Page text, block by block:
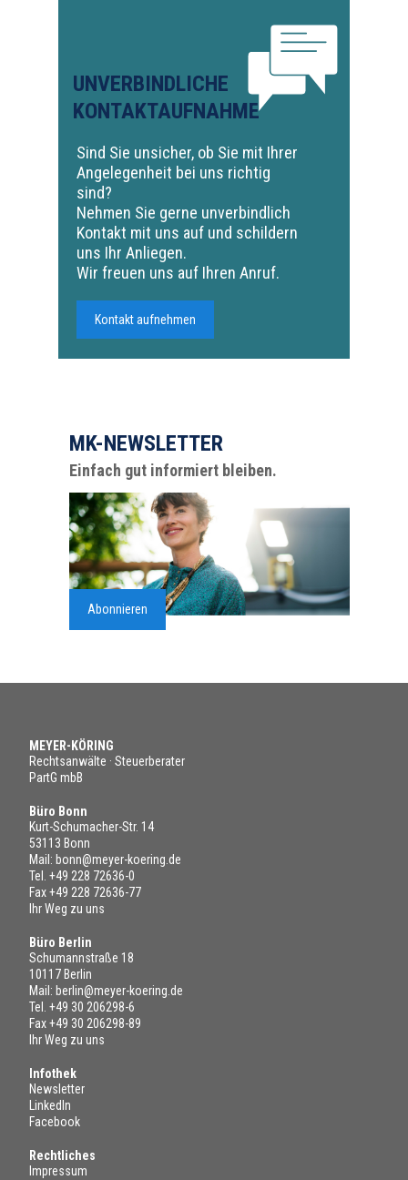
UNVERBINDLICHE
KONTAKTAUFNAHME
Sind Sie unsicher, ob Sie mit Ihrer
Angelegenheit bei uns richtig
sind?
Nehmen Sie gerne unverbindlich
Kontakt mit uns auf und schildern
uns Ihr Anliegen.
Wir freuen uns auf Ihren Anruf.
Kontakt aufnehmen
MK-NEWSLETTER
Einfach gut informiert bleiben.
Abonnieren
MEYER-KÖRING
Rechtsanwälte · Steuerberater
PartG mbB
Büro Bonn
Kurt-Schumacher-Str. 14
53113 Bonn
Mail: bonn@meyer-koering.de
Tel. +49 228 72636-0
Fax +49 228 72636-77
Ihr Weg zu uns
Büro Berlin
Schumannstraße 18
10117 Berlin
Mail: berlin@meyer-koering.de
Tel. +49 30 206298-6
Fax +49 30 206298-89
Ihr Weg zu uns
Infothek
Newsletter
LinkedIn
Facebook
Rechtliches
Impressum